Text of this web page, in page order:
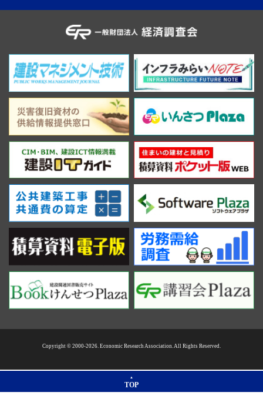
Copyright © 2000-2026. Economic Research Association. All Rights Reserved.
TOP